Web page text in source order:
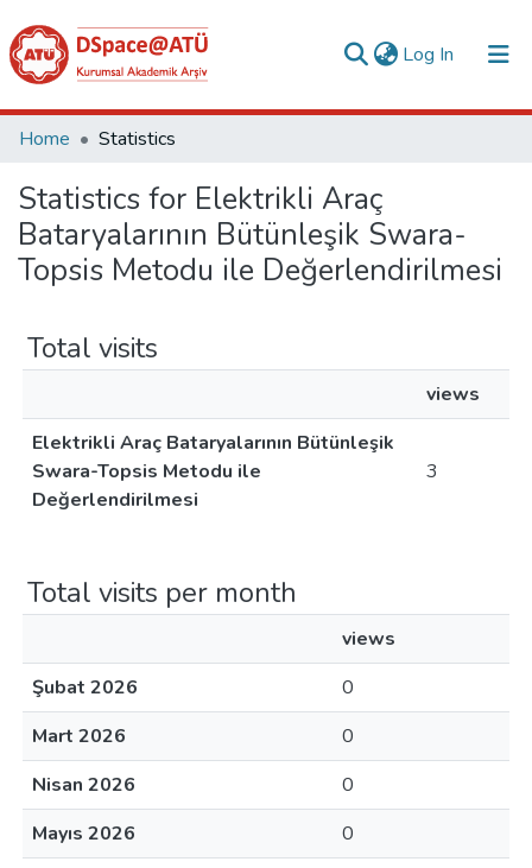
Log In (current)
Collections
All of DSpace
Analyze
Request/Question
Home Statistics
Statistics for Elektrikli Araç
Bataryalarının Bütünleşik Swara-
Topsis Metodu ile Değerlendirilmesi
Total visits
views
Elektrikli Araç Bataryalarının Bütünleşik
Swara-Topsis Metodu ile
Değerlendirilmesi
3
Total visits per month
views
Şubat 2026
0
Mart 2026
0
Nisan 2026
0
Mayıs 2026
0